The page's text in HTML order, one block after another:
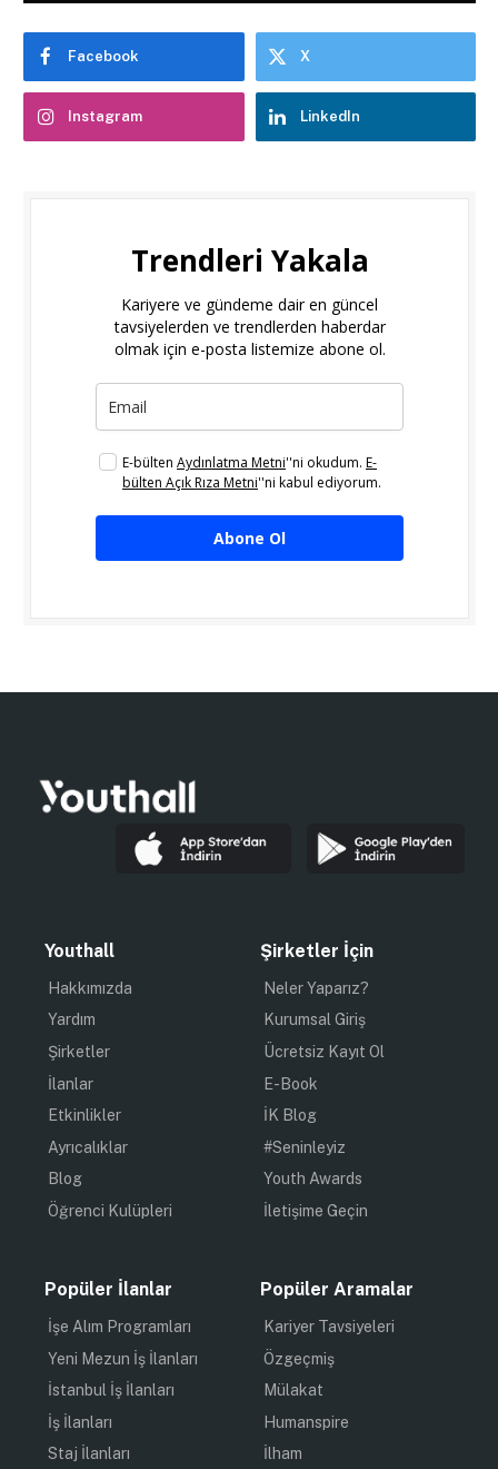
Facebook X
Instagram LinkedIn
Trendleri Yakala
Kariyere ve gündeme dair en güncel
tavsiyelerden ve trendlerden haberdar
olmak için e-posta listemize abone ol.
E-bülten Aydınlatma Metni''ni okudum. E-
bülten Açık Rıza Metni''ni kabul ediyorum.
Abone Ol
Youthall
Hakkımızda
Yardım
Şirketler
İlanlar
Etkinlikler
Ayrıcalıklar
Blog
Öğrenci Kulüpleri
Şirketler İçin
Neler Yaparız?
Kurumsal Giriş
Ücretsiz Kayıt Ol
E-Book
İK Blog
#Seninleyiz
Youth Awards
İletişime Geçin
Popüler İlanlar
İşe Alım Programları
Yeni Mezun İş İlanları
İstanbul İş İlanları
İş İlanları
Staj İlanları
Popüler Aramalar
Kariyer Tavsiyeleri
Özgeçmiş
Mülakat
Humanspire
İlham